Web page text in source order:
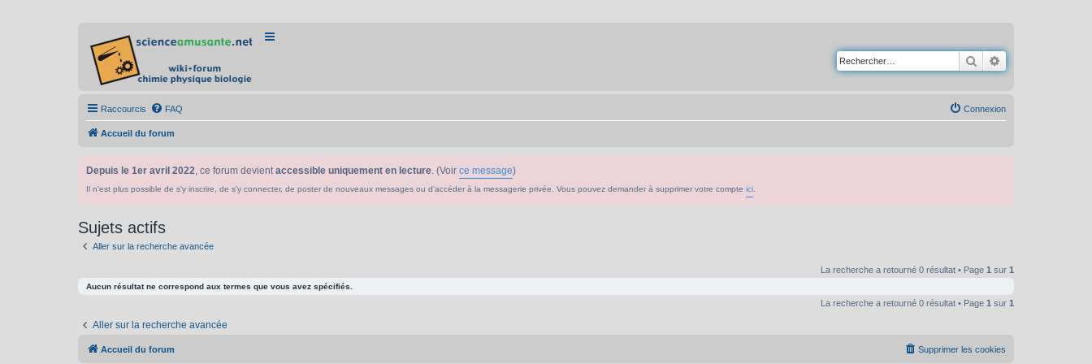
Rechercher
Raccourcis FAQ Connexion
Accueil du forum
Depuis le 1er avril 2022, ce forum devientaccessible uniquement en lecture. (Voir ce message)
Il n'est plus possible de s'y inscrire, de s'y connecter, de poster de nouveaux messages ou d'accéder à la messagerie privée. Vous pouvez demander à supprimer votre compte ici
Sujets actifs
Aller sur la recherche avancée
La recherche a retourné 0 résultat • Page 1 sur 1
Aucun résultat ne correspond aux termes que vous avez spécifiés.
La recherche a retourné 0 résultat • Page 1 sur 1
Aller sur la recherche avancée
Accueil du forum Supprimer les cookies